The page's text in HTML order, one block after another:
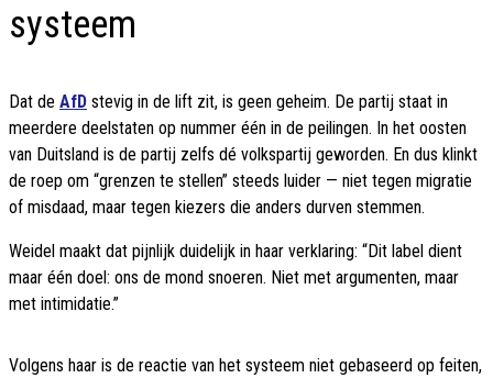
systeem
Dat de AfD stevig in de lift zit, is geen geheim. De partij staat in
meerdere deelstaten op nummer één in de peilingen. In het oosten
van Duitsland is de partij zelfs dé volkspartij geworden. En dus klinkt
de roep om “grenzen te stellen” steeds luider — niet tegen migratie
of misdaad, maar tegen kiezers die anders durven stemmen.
Weidel maakt dat pijnlijk duidelijk in haar verklaring: “Dit label dient
maar één doel: ons de mond snoeren. Niet met argumenten, maar
met intimidatie.”
Volgens haar is de reactie van het systeem niet gebaseerd op feiten,